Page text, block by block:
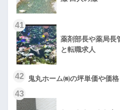
41
薬剤部長や薬局長
と転職求人
42 鬼丸ホーム㈱の坪単価や価格
43